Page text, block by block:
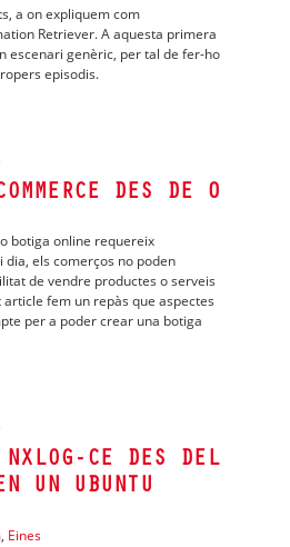
a on expliquem com
Retriever. A aquesta primera
escenari genèric, per tal de fer-ho
episodis.
DES DE 0
botiga online requereix
els comerços no poden
de vendre productes o serveis
fem un repàs que aspectes
per a poder crear una botiga
CE DES DEL
UN UBUNTU
, Eines